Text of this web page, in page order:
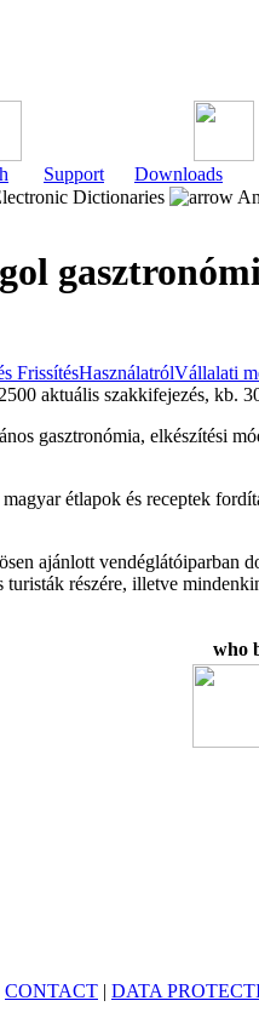
Support
Downloads
Dictionaries
FrissítésHasználatrólVállalati
aktuális szakkifejezés, kb.
gasztronómia, elkészítési
étlapok és receptek
ajánlott vendéglátóiparban
részére, illetve
who
CONTACT | DATA